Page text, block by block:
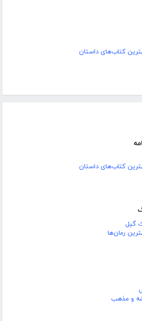
کتاب‌های داستان
کتاب‌های داستان
گیل
رمان‌ها
و مذهب